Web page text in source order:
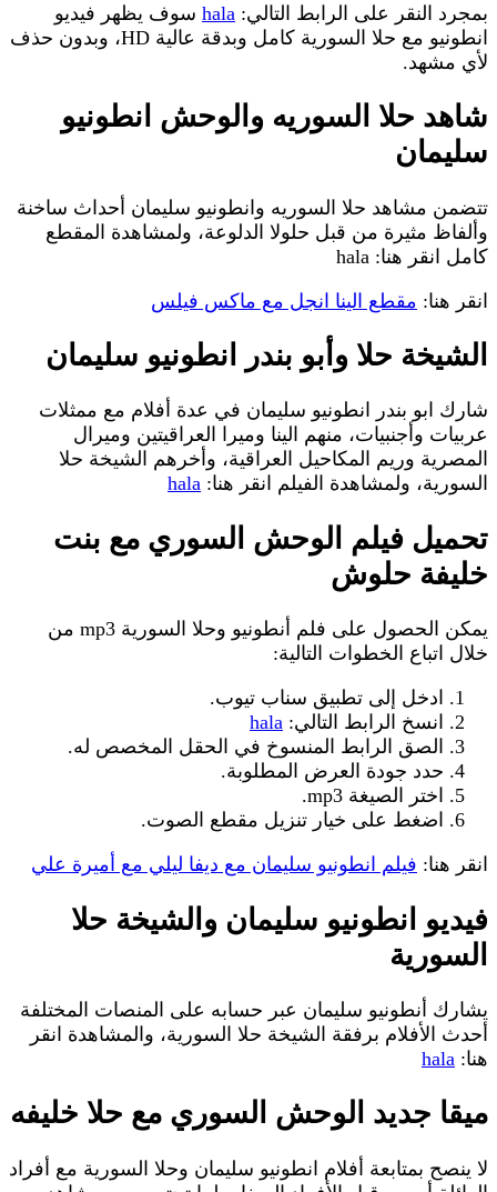
بمجرد النقر على الرابط التالي: hala سوف يظهر فيديو
انطونيو مع حلا السورية كامل وبدقة عالية HD، وبدون حذف
لأي مشهد.
شاهد حلا السوريه والوحش انطونيو
سليمان
تتضمن مشاهد حلا السوريه وانطونيو سليمان أحداث ساخنة
وألفاظ مثيرة من قبل حلولا الدلوعة، ولمشاهدة المقطع
كامل انقر هنا: hala
انقر هنا: مقطع الينا انجل مع ماكس فيلس
الشيخة حلا وأبو بندر انطونيو سليمان
شارك ابو بندر انطونيو سليمان في عدة أفلام مع ممثلات
عربيات وأجنبيات، منهم الينا وميرا العراقيتين وميرال
المصرية وريم المكاحيل العراقية، وأخرهم الشيخة حلا
السورية، ولمشاهدة الفيلم انقر هنا: hala
تحميل فيلم الوحش السوري مع بنت
خليفة حلوش
يمكن الحصول على فلم أنطونيو وحلا السورية mp3 من
خلال اتباع الخطوات التالية:
ادخل إلى تطبيق سناب تيوب.
انسخ الرابط التالي: hala
الصق الرابط المنسوخ في الحقل المخصص له.
حدد جودة العرض المطلوبة.
اختر الصيغة mp3.
اضغط على خيار تنزيل مقطع الصوت.
انقر هنا: فيلم انطونيو سليمان مع ديفا ليلي مع أميرة علي
فيديو انطونيو سليمان والشيخة حلا
السورية
يشارك أنطونيو سليمان عبر حسابه على المنصات المختلفة
أحدث الأفلام برفقة الشيخة حلا السورية، والمشاهدة انقر
هنا: hala
ميقا جديد الوحش السوري مع حلا خليفه
لا ينصح بمتابعة أفلام انطونيو سليمان وحلا السورية مع أفراد